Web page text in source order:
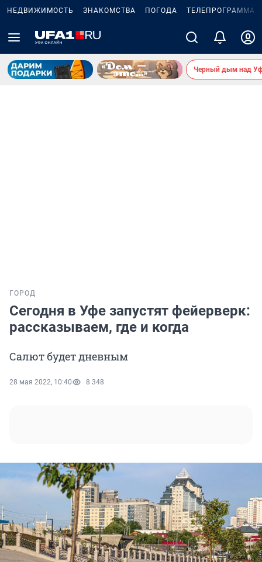
НЕДВИЖИМОСТЬ ЗНАКОМСТВА ПОГОДА ТЕЛЕПРОГРАММА
Черный дым над
ГОРОД
Сегодня в Уфе запустят фейерверк:
рассказываем, где и когда
Салют будет дневным
28 мая 2022, 10:40 8 348